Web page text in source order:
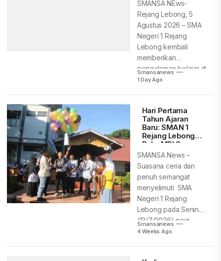
Barang Bukti
Kejari Rejang
Lebong
SMANSA NEws-
Rejang Lebong, 5
Agustus 2026 – SMA
Negeri 1 Rejang
Lebong kembali
memberikan
pengalaman belajar di
luar kelas...
Smansanews
1 Day Ago
Hari Pertama
Tahun Ajaran
Baru: SMAN 1
Rejang Lebong
Buka MPLS
Ramah, Aman,
Menyenangkan
SMANSA News –
Suasana ceria dan
penuh semangat
menyelimuti SMA
Negeri 1 Rejang
Lebong pada Senin
(13/7/2026) pagi.
Menandai dimulainya...
Smansanews
4 Weeks Ago